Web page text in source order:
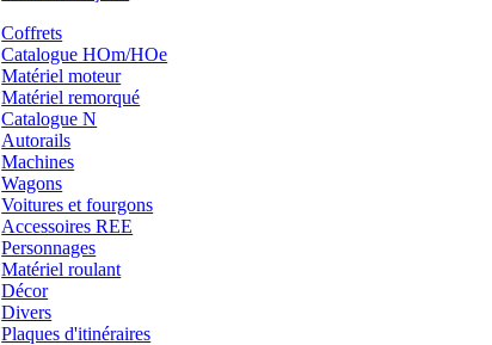
Coffrets
Catalogue HOm/HOe
Matériel moteur
Matériel remorqué
Catalogue N
Autorails
Machines
Wagons
Voitures et fourgons
Accessoires REE
Personnages
Matériel roulant
Décor
Divers
Plaques d'itinéraires